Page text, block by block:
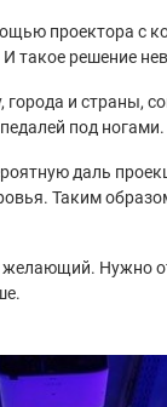
проектора
такое решение
и страны,
под ногами.
даль
Таким
Нужно